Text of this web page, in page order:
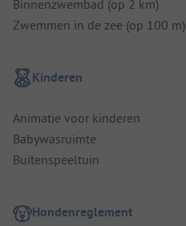
Binnenzwembad (op 2 km)
Zwemmen in de zee (op 100 m)
Kinderen
Animatie voor kinderen
Babywasruimte
Buitenspeeltuin
Hondenreglement